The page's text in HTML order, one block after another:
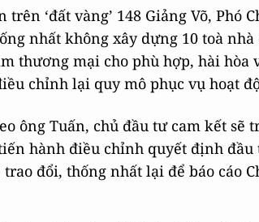
trên ‘đất vàng’ 148 Giảng Võ,
nhất không xây dựng 10 toà
thương mại cho phù hợp, hài hòa
chỉnh lại quy mô phục vụ hoạt
ông Tuấn, chủ đầu tư cam kết
hành điều chỉnh quyết định đầu
trao đổi, thống nhất lại để báo cáo